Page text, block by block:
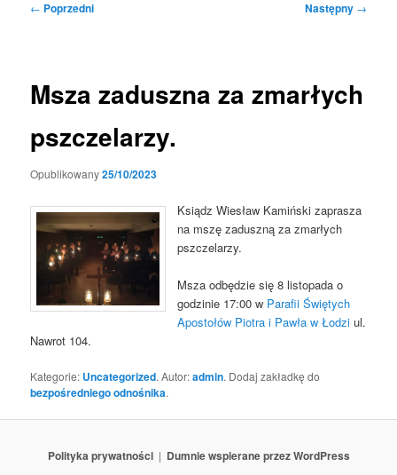
Nawigacja
← Poprzedni Następny →
Msza zaduszna za zmarłych
pszczelarzy.
Opublikowany25/10/2023
Ksiądz Wiesław Kamiński zaprasza
na mszę zaduszną za zmarłych
pszczelarzy.
Msza odbędzie się 8 listopada o
godzinie 17:00 w Parafii Świętych
Apostołów Piotra i Pawła w Łodzi ul.
Nawrot 104.
Kategorie: Uncategorized. Autor:admin. Dodaj zakładkę do
bezpośredniego odnośnika.
Polityka prywatności Dumnie wspierane przez WordPress